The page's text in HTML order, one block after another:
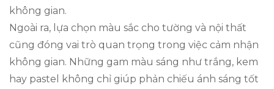
không gian.
Ngoài ra, lựa chọn màu sắc cho tường và nội thất
cũng đóng vai trò quan trọng trong việc cảm nhận
không gian. Những gam màu sáng như trắng, kem
hay pastel không chỉ giúp phản chiếu ánh sáng tốt